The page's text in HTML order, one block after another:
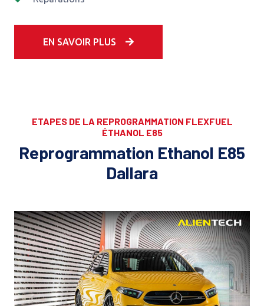
EN SAVOIR PLUS
ETAPES DE LA REPROGRAMMATION FLEXFUEL
ÉTHANOL E85
Reprogrammation Ethanol E85
Dallara